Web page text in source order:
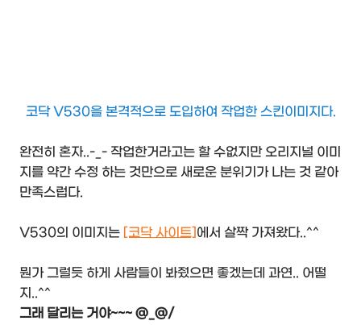
코닥 V530을 본격적으로 도입하여 작업한 스킨이미지다.
완전히 혼자..-_- 작업한거라고는 할 수없지만 오리지널 이미
지를 약간 수정 하는 것만으로 새로운 분위기가 나는 것 같아
만족스럽다.
V530의 이미지는 [코닥 사이트]에서 살짝 가져왔다..^^
뭔가 그럴듯 하게 사람들이 봐줬으면 좋겠는데 과연.. 어떨
지..^^
그래 달리는 거야~~~ @_@/